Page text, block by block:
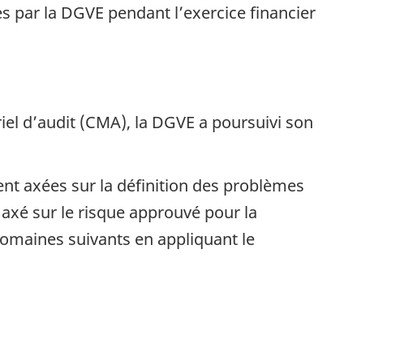
la DGVE pendant l’exercice financier
d’audit (CMA), la DGVE a poursuivi son
axées sur la définition des problèmes
sur le risque approuvé pour la
suivants en appliquant le